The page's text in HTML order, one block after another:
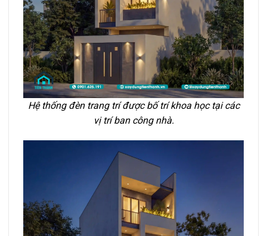
Hệ thống đèn trang trí được bố trí khoa học tại các
vị trí ban công nhà.